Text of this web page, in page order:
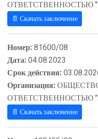
ОТВЕТСТВЕННОСТЬЮ
📄 Скачать заключение
Номер:81600/08
Дата:04.08.2023
Срок действия:
Организация:
ОТВЕТСТВЕННОСТЬЮ
📄 Скачать заключение